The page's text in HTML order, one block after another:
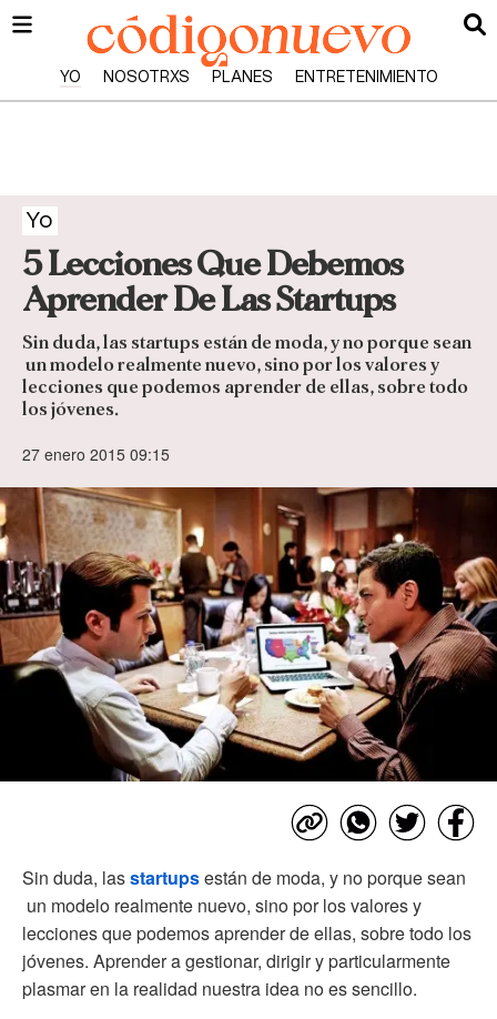
YO NOSOTRXS PLANES ENTRETENIMIENTO
Yo
5 Lecciones Que Debemos
Aprender De Las Startups
Sin duda, las startups están de moda, y no porque sean
un modelo realmente nuevo, sino por los valores y
lecciones que podemos aprender de ellas, sobre todo
los jóvenes.
27 enero 2015 09:15
Sin duda, lasstartupsestán de moda, y no porque sean
un modelo realmente nuevo, sino por los valores y
lecciones que podemos aprender de ellas, sobre todo los
jóvenes. Aprender a gestionar, dirigir y particularmente
plasmar en la realidad nuestra idea no es sencillo.